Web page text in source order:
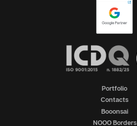
Portfolio
Contacts
Booonsai
NOOO Borders